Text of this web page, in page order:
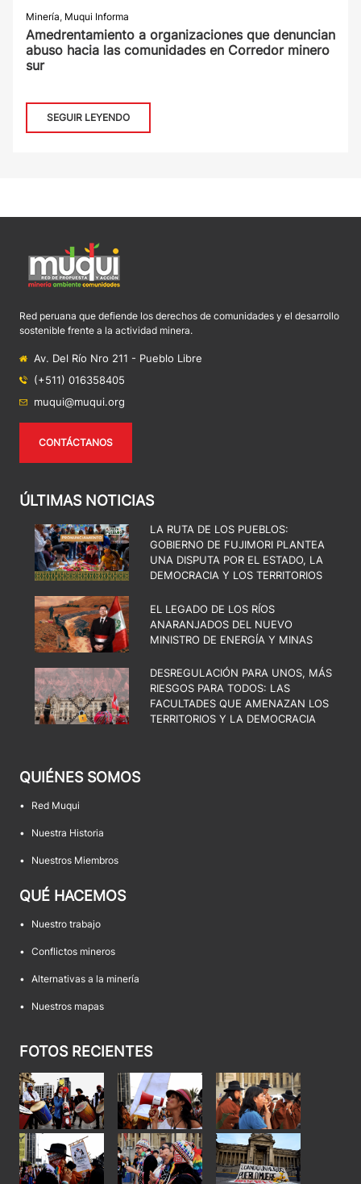
Minería, Muqui Informa
Amedrentamiento a organizaciones que denuncian
abuso hacia las comunidades en Corredor minero
sur
SEGUIR LEYENDO
Red peruana que defiende los derechos de comunidades y el desarrollo
sostenible frente a la actividad minera.
Av. Del Río Nro 211 - Pueblo Libre
(+511) 016358405
muqui@muqui.org
CONTÁCTANOS
ÚLTIMAS NOTICIAS
LA RUTA DE LOS PUEBLOS:
GOBIERNO DE FUJIMORI PLANTEA
UNA DISPUTA POR EL ESTADO, LA
DEMOCRACIA Y LOS TERRITORIOS
EL LEGADO DE LOS RÍOS
ANARANJADOS DEL NUEVO
MINISTRO DE ENERGÍA Y MINAS
DESREGULACIÓN PARA UNOS, MÁS
RIESGOS PARA TODOS: LAS
FACULTADES QUE AMENAZAN LOS
TERRITORIOS Y LA DEMOCRACIA
QUIÉNES SOMOS
• Red Muqui
• Nuestra Historia
• Nuestros Miembros
QUÉ HACEMOS
• Nuestro trabajo
• Conflictos mineros
• Alternativas a la minería
• Nuestros mapas
FOTOS RECIENTES